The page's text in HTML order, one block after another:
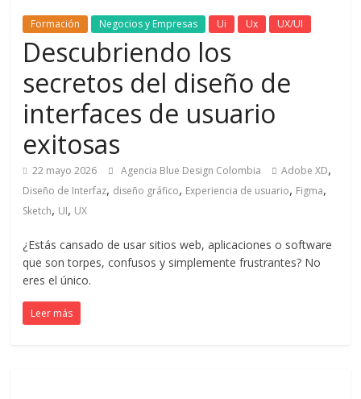
Marketing
en
Colombia
|
Revistas
de
Publicidad
en
Formación Negocios y Empresas Ui Ux UX/UI
Descubriendo los
secretos del diseño de
interfaces de usuario
exitosas
22 mayo 2026 Agencia Blue Design Colombia Adobe XD,
Diseño de Interfaz, diseño gráfico, Experiencia de usuario, Figma,
Sketch, UI, UX
¿Estás cansado de usar sitios web, aplicaciones o software
que son torpes, confusos y simplemente frustrantes? No
eres el único.
Leer más